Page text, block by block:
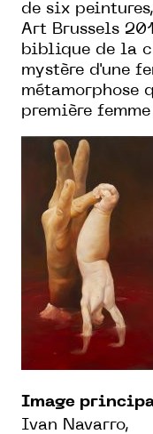
de six
Art Brussels
biblique de la
mystère d'une
métamorphose
première
Image
Ivan Navarro,